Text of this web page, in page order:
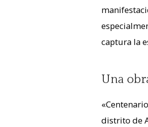
captura la
Una
distrito de